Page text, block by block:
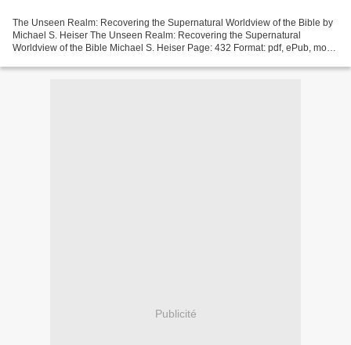
The Unseen Realm: Recovering the Supernatural Worldview of the Bible by
Michael S. Heiser The Unseen Realm: Recovering the Supernatural
Worldview of the Bible Michael S. Heiser Page: 432 Format: pdf, ePub, mobi,
Publicité